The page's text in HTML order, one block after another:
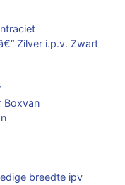
Zilver i.p.v. Zwart
Boxvan
breedte ipv